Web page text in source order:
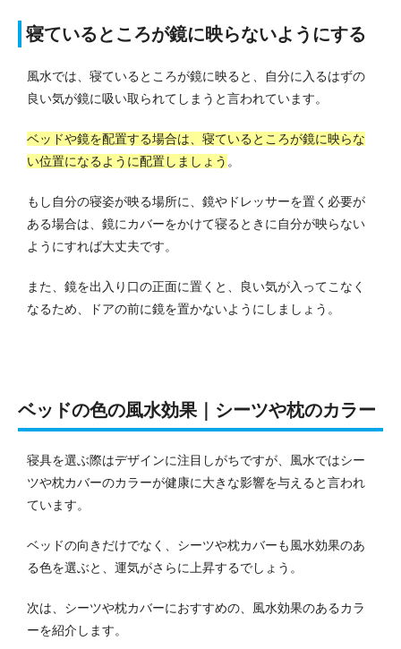
寝ているところが鏡に映らないようにする
風水では、寝ているところが鏡に映ると、自分に入るはずの
良い気が鏡に吸い取られてしまうと言われています。
ベッドや鏡を配置する場合は、寝ているところが鏡に映らな
い位置になるように配置しましょう 。
もし自分の寝姿が映る場所に、鏡やドレッサーを置く必要が
ある場合は、鏡にカバーをかけて寝るときに自分が映らない
ようにすれば大丈夫です。
また、鏡を出入り口の正面に置くと、良い気が入ってこなく
なるため、ドアの前に鏡を置かないようにしましょう。
ベッドの色の風水効果｜シーツや枕のカラー
寝具を選ぶ際はデザインに注目しがちですが、風水ではシー
ツや枕カバーのカラーが健康に大きな影響を与えると言われ
ています。
ベッドの向きだけでなく、シーツや枕カバーも風水効果のあ
る色を選ぶと、運気がさらに上昇するでしょう。
次は、シーツや枕カバーにおすすめの、風水効果のあるカラ
ーを紹介します。